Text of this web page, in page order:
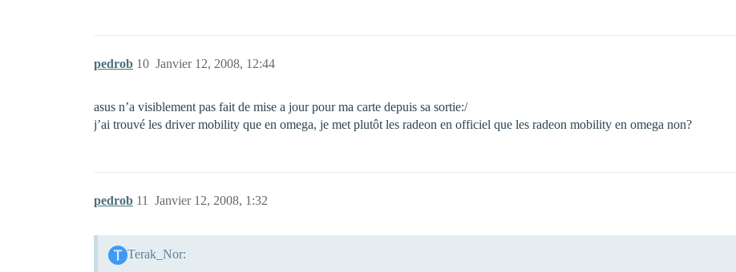
pedrob Janvier 12, 2008, 12:44
10
asus n’a visiblement pas fait de mise a jour pour ma carte depuis sa sortie:/
j’ai trouvé les driver mobility que en omega, je met plutôt les radeon en officiel que les radeon mobility en omega non?
pedrob Janvier 12, 2008, 1:32
11
Terak_Nor: